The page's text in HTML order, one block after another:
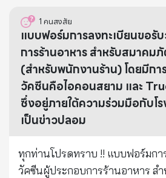
1 คนสงสัย
แบบฟอร์มการลงทะเบียนขอรั
การร้านอาหาร สำหรับสมาคม
(สำหรับพนักงานร้าน) โดยมีก
วัคซีนคือไอคอนสยาม และ
ซึ่งอยู่ภายใต้ความร่วมมือกับโ
เป็นข่าวปลอม
ทุกท่านโปรดทราบ !! แบบฟอร์มกา
วัคซีนผู้ประกอบการร้านอาหาร ส